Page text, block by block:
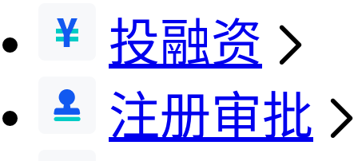
投融资
注册审批